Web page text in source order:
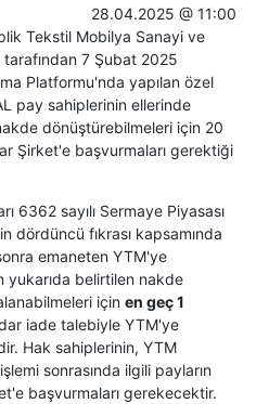
28.04.2025 @ 11:00
Tekstil Mobilya Sanayi ve
7 Şubat 2025
Platformu'nda yapılan özel
pay sahiplerinin ellerinde
dönüştürebilmeleri için 20
Şirket'e başvurmaları gerektiği
6362 sayılı Sermaye Piyasası
dördüncü fıkrası kapsamında
emaneten YTM'ye
yukarıda belirtilen nakde
için en geç 1
iade talebiyle YTM'ye
Hak sahiplerinin, YTM
sonrasında ilgili payların
başvurmaları gerekecektir.